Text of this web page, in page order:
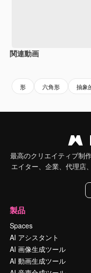
関連動画
形 六角形 抽象
最高のクリエイティブ制
エイター、企業、代理店
製品
Spaces
AI アシスタント
AI 画像生成ツール
AI 動画生成ツール